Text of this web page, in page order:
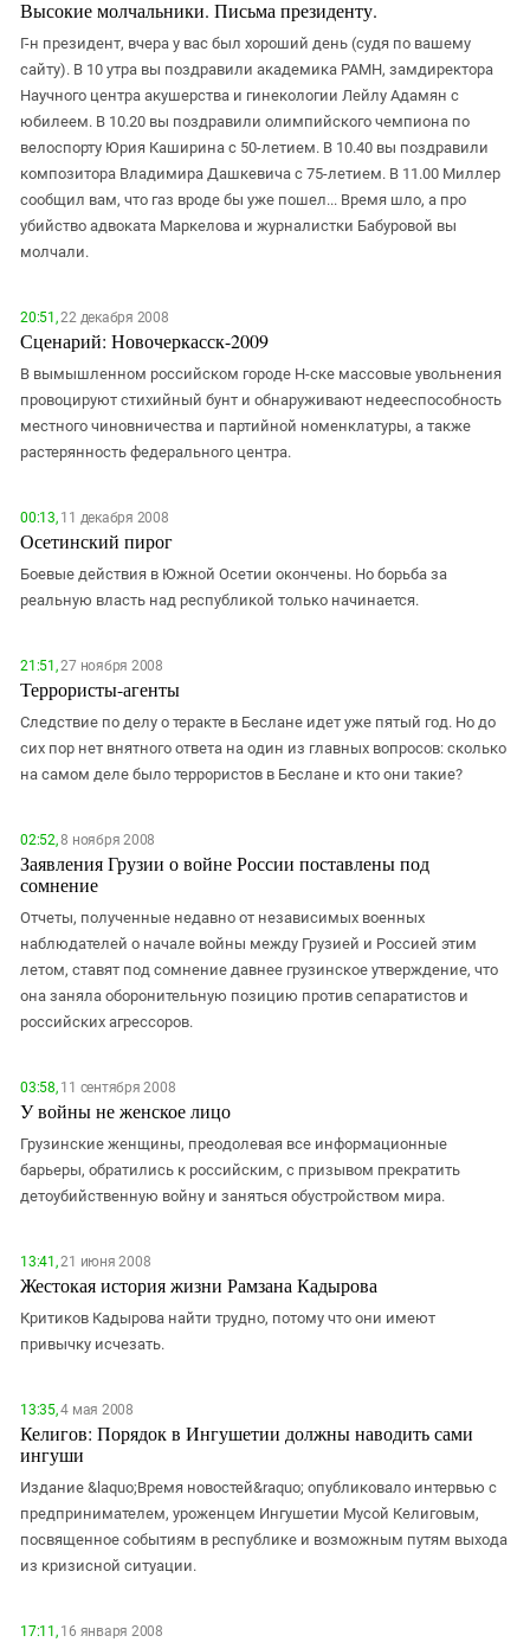
Высокие молчальники. Письма президенту.
Г-н президент, вчера у вас был хороший день (судя по вашему
сайту). В 10 утра вы поздравили академика РАМН, замдиректора
Научного центра акушерства и гинекологии Лейлу Адамян с
юбилеем. В 10.20 вы поздравили олимпийского чемпиона по
велоспорту Юрия Каширина с 50-летием. В 10.40 вы поздравили
композитора Владимира Дашкевича с 75-летием. В 11.00 Миллер
сообщил вам, что газ вроде бы уже пошел... Время шло, а про
убийство адвоката Маркелова и журналистки Бабуровой вы
молчали.
20:51,22 декабря 2008
Сценарий: Новочеркасск-2009
В вымышленном российском городе Н-ске массовые увольнения
провоцируют стихийный бунт и обнаруживают недееспособность
местного чиновничества и партийной номенклатуры, а также
растерянность федерального центра.
00:13,11 декабря 2008
Осетинский пирог
Боевые действия в Южной Осетии окончены. Но борьба за
реальную власть над республикой только начинается.
21:51,27 ноября 2008
Террористы-агенты
Следствие по делу о теракте в Беслане идет уже пятый год. Но до
сих пор нет внятного ответа на один из главных вопросов: сколько
на самом деле было террористов в Беслане и кто они такие?
02:52,8 ноября 2008
Заявления Грузии о войне России поставлены под
сомнение
Отчеты, полученные недавно от независимых военных
наблюдателей о начале войны между Грузией и Россией этим
летом, ставят под сомнение давнее грузинское утверждение, что
она заняла оборонительную позицию против сепаратистов и
российских агрессоров.
03:58,11 сентября 2008
У войны не женское лицо
Грузинские женщины, преодолевая все информационные
барьеры, обратились к российским, с призывом прекратить
детоубийственную войну и заняться обустройством мира.
13:41,21 июня 2008
Жестокая история жизни Рамзана Кадырова
Критиков Кадырова найти трудно, потому что они имеют
привычку исчезать.
13:35,4 мая 2008
Келигов: Порядок в Ингушетии должны наводить сами
ингуши
Издание &laquo;Время новостей&raquo; опубликовало интервью с
предпринимателем, уроженцем Ингушетии Мусой Келиговым,
посвященное событиям в республике и возможным путям выхода
из кризисной ситуации.
17:11,16 января 2008